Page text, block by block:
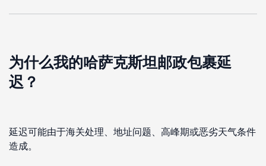
为什么我的哈萨克斯坦邮政包裹延
迟？
延迟可能由于海关处理、地址问题、高峰期或恶劣天气条件
造成。